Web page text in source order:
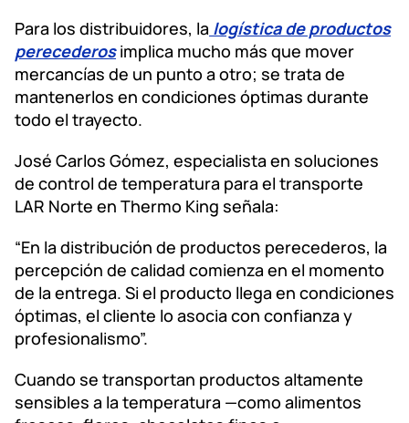
Para los distribuidores, la logística de productos
perecederosimplica mucho más que mover
mercancías de un punto a otro; se trata de
mantenerlos en condiciones óptimas durante
todo el trayecto.
José Carlos Gómez, especialista en soluciones
de control de temperatura para el transporte
LAR Norte en Thermo King señala:
“En la distribución de productos perecederos, la
percepción de calidad comienza en el momento
de la entrega. Si el producto llega en condiciones
óptimas, el cliente lo asocia con confianza y
profesionalismo”.
Cuando se transportan productos altamente
sensibles a la temperatura —como alimentos